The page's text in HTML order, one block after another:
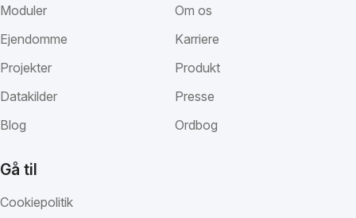
Moduler
Ejendomme
Projekter
Datakilder
Blog
Om os
Karriere
Produkt
Presse
Ordbog
Gå til
Cookiepolitik